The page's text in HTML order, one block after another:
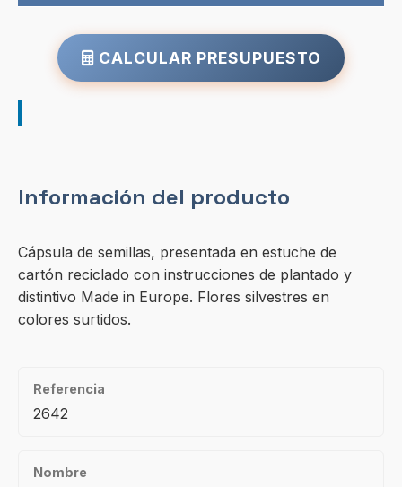
CALCULAR PRESUPUESTO
Información del producto
Cápsula de semillas, presentada en estuche de
cartón reciclado con instrucciones de plantado y
distintivo Made in Europe. Flores silvestres en
colores surtidos.
Referencia
2642
Nombre